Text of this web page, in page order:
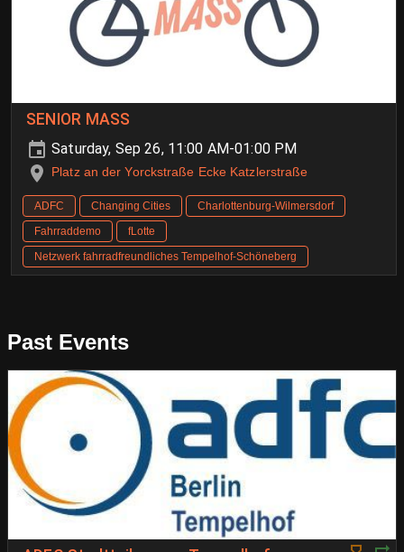
SENIOR MASS
Saturday, Sep 26, 11:00 AM-01:00 PM
Platz an der Yorckstraße Ecke Katzlerstraße
ADFC Changing Cities
Charlottenburg-Wilmersdorf
Fahrraddemo
fLotte
Netzwerk fahrradfreundliches Tempelhof-Schöneberg
Past Events